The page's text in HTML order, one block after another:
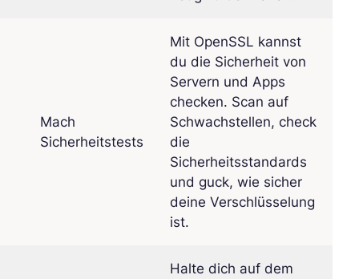
Mach
Sicherheitstests
Mit OpenSSL kannst
du die Sicherheit von
Servern und Apps
checken. Scan auf
Schwachstellen, check
die
Sicherheitsstandards
und guck, wie sicher
deine Verschlüsselung
ist.
Halte dich auf dem